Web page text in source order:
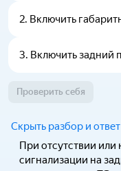
2. Включить
3. Включить задний
Проверить себя
Скрыть разбор и ответ
При отсутствии
сигнализации на